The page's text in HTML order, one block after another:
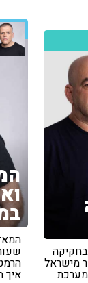
איך
מישראל